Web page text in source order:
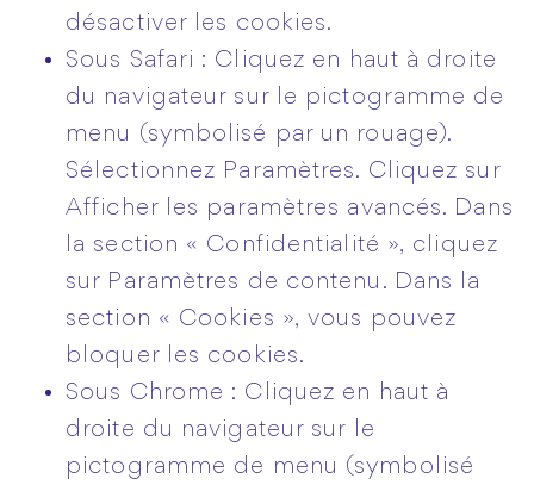
désactiver les cookies.
Sous Safari : Cliquez en haut à droite
du navigateur sur le pictogramme de
menu (symbolisé par un rouage).
Sélectionnez Paramètres. Cliquez sur
Afficher les paramètres avancés. Dans
la section « Confidentialité », cliquez
sur Paramètres de contenu. Dans la
section « Cookies », vous pouvez
bloquer les cookies.
Sous Chrome : Cliquez en haut à
droite du navigateur sur le
pictogramme de menu (symbolisé